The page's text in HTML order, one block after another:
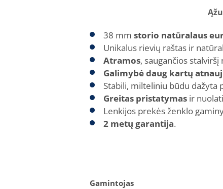
38 mm storio natūralaus
Unikalus rievių raštas ir
Atramos, saugančios
Galimybė daug kartų
Stabili, milteliniu būdu dažyta
Greitas pristatymas ir
Lenkijos prekės ženklo
2 metų garantija.
Gamintojas